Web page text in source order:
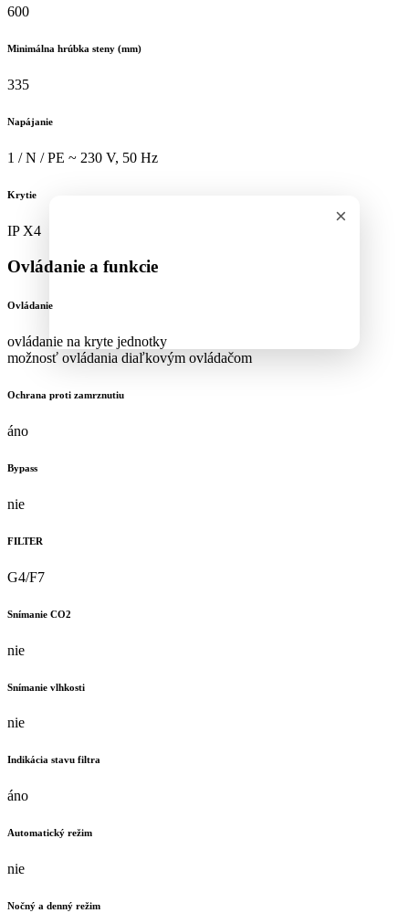
600
Minimálna hrúbka steny (mm)
335
Napájanie
1 / N / PE ~ 230 V, 50 Hz
Krytie
IP X4
Ovládanie a funkcie
Ovládanie
ovládanie na kryte jednotky
možnosť ovládania diaľkovým ovládačom
Ochrana proti zamrznutiu
áno
Bypass
nie
FILTER
G4/F7
Snímanie CO2
nie
Snímanie vlhkosti
nie
Indikácia stavu filtra
áno
Automatický režim
nie
Nočný a denný režim
×